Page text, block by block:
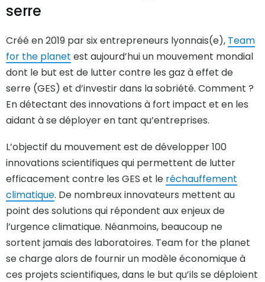
serre
Créé en 2019 par six entrepreneurs lyonnais(e), Team
for the planet est aujourd’hui un mouvement mondial
dont le but est de lutter contre les gaz à effet de
serre (GES) et d’investir dans la sobriété. Comment ?
En détectant des innovations à fort impact et en les
aidant à se déployer en tant qu’entreprises.
L’objectif du mouvement est de développer 100
innovations scientifiques qui permettent de lutter
efficacement contre les GES et le réchauffement
climatique. De nombreux innovateurs mettent au
point des solutions qui répondent aux enjeux de
l’urgence climatique. Néanmoins, beaucoup ne
sortent jamais des laboratoires. Team for the planet
se charge alors de fournir un modèle économique à
ces projets scientifiques, dans le but qu’ils se déploient